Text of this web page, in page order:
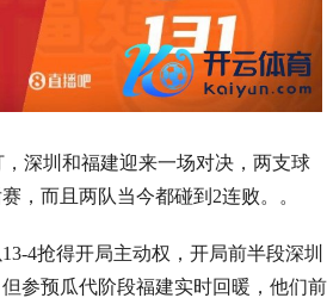
深圳和福建迎来一场对决，两支球
，而且两队当今都碰到2连败。。
4抢得开局主动权，开局前半段深圳
参预瓜代阶段福建实时回暖，他们前